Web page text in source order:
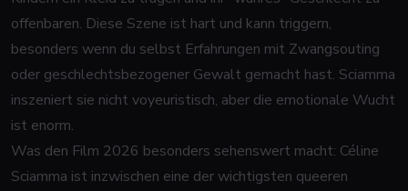
offenbaren. Diese Szene ist hart und kann triggern,
besonders wenn du selbst Erfahrungen mit Zwangsouting
oder geschlechtsbezogener Gewalt gemacht hast. Sciamma
inszeniert sie nicht voyeuristisch, aber die emotionale Wucht
ist enorm.
Was den Film 2026 besonders sehenswert macht: Céline
Sciamma ist inzwischen eine der wichtigsten queeren